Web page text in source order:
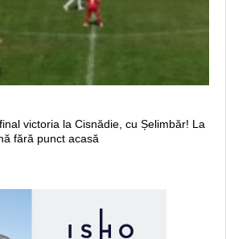
victoria la Cisnădie, cu Șelimbăr! La
fără punct acasă